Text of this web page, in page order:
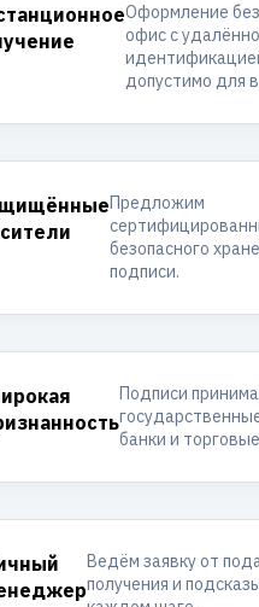
Оформление
офис с
допустимо для
Предложим
безопасного
подписи.
Подписи
банки и
Ведём заявку от
получения и